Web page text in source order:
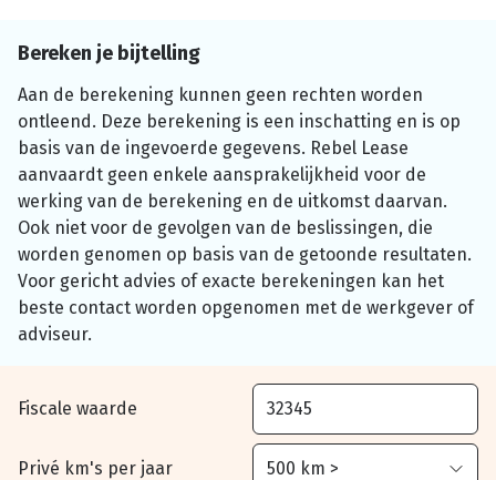
Bereken je bijtelling
Aan de berekening kunnen geen rechten worden
ontleend. Deze berekening is een inschatting en is op
basis van de ingevoerde gegevens. Rebel Lease
aanvaardt geen enkele aansprakelijkheid voor de
werking van de berekening en de uitkomst daarvan.
Ook niet voor de gevolgen van de beslissingen, die
worden genomen op basis van de getoonde resultaten.
Voor gericht advies of exacte berekeningen kan het
beste contact worden opgenomen met de werkgever of
adviseur.
Fiscale waarde
Privé km's per jaar